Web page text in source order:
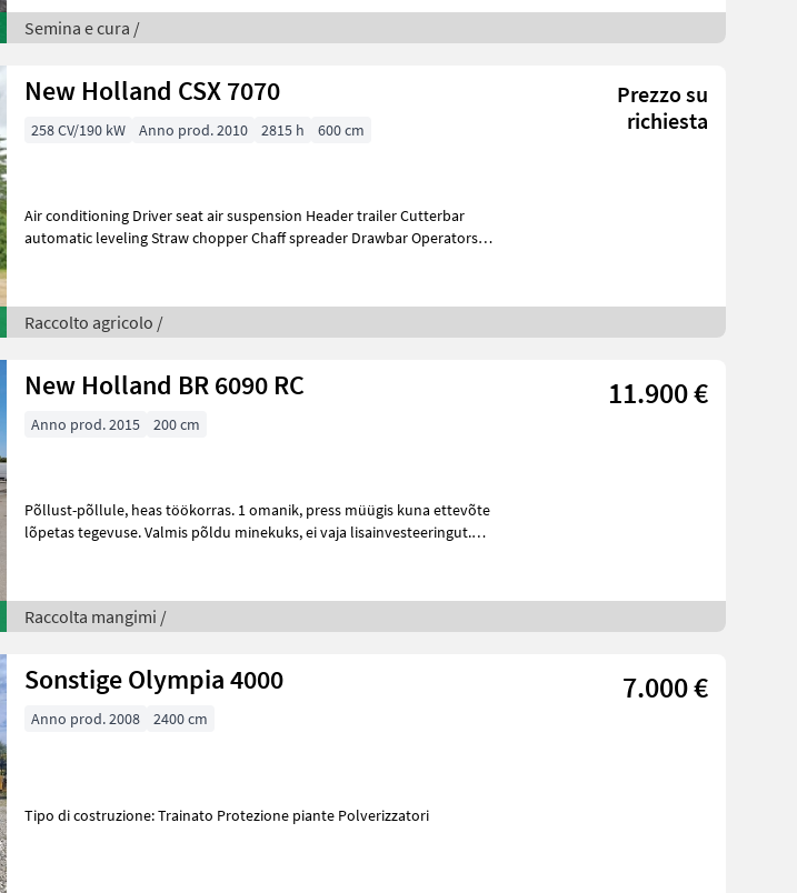
Semina e cura /
New Holland CSX 7070
Prezzo su
richiesta
258 CV/190 kW Anno prod. 2010 2815 h 600 cm
Air conditioning Driver seat air suspension Header trailer Cutterbar
automatic leveling Straw chopper Chaff spreader Drawbar Operators
Raccolto agricolo /
New Holland BR 6090 RC 11.900 €
Anno prod. 2015 200 cm
Põllust-põllule, heas töökorras. 1 omanik, press müügis kuna ettevõte
lõpetas tegevuse. Valmis põldu minekuks, ei vaja lisainvesteeringut.
Raccolta mangimi /
Sonstige Olympia 4000 7.000 €
Anno prod. 2008 2400 cm
Tipo di costruzione: Trainato Protezione piante Polverizzatori